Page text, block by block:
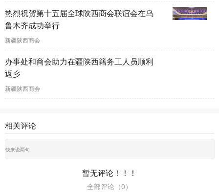
热烈祝贺第十五届全球陕西商会联谊会在乌
鲁木齐成功举行
新疆陕西商会
办事处和商会助力在疆陕西籍务工人员顺利
返乡
新疆陕西商会
相关评论
暂无评论！！！
全部评论（0）